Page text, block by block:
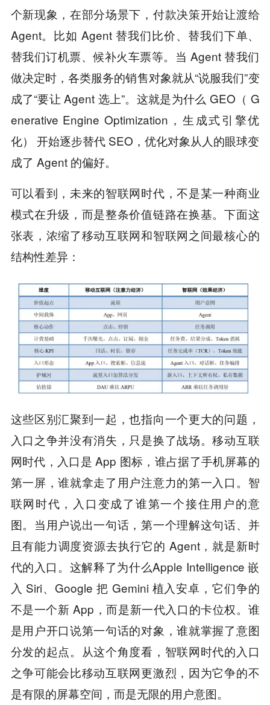
个新现象，在部分场景下，付款决策开始让渡给
Agent。比如 Agent 替我们比价、替我们下单、
替我们订机票、候补火车票等。当 Agent 替我们
做决定时，各类服务的销售对象就从“说服我们”变
成了“要让 Agent 选上”。这就是为什么 GEO（ G
enerative Engine Optimization，生成式引擎优
化） 开始逐步替代 SEO，优化对象从人的眼球变
成了 Agent 的偏好。
可以看到，未来的智联网时代，不是某一种商业
模式在升级，而是整条价值链路在换基。下面这
张表，浓缩了移动互联网和智联网之间最核心的
结构性差异：
这些区别汇聚到一起，也指向一个更大的问题，
入口之争并没有消失，只是换了战场。移动互联
网时代，入口是 App 图标，谁占据了手机屏幕的
第一屏，谁就拿走了用户注意力的第一入口。智
联网时代，入口变成了谁第一个接住用户的意
图。当用户说出一句话，第一个理解这句话、并
且有能力调度资源去执行它的 Agent，就是新时
代的入口。这解释了为什么Apple Intelligence 嵌
入 Siri、Google 把 Gemini 植入安卓，它们争的
不是一个新 App，而是新一代入口的卡位权。谁
是用户开口说第一句话的对象，谁就掌握了意图
分发的起点。从这个角度看，智联网时代的入口
之争可能会比移动互联网更激烈，因为它争的不
是有限的屏幕空间，而是无限的用户意图。